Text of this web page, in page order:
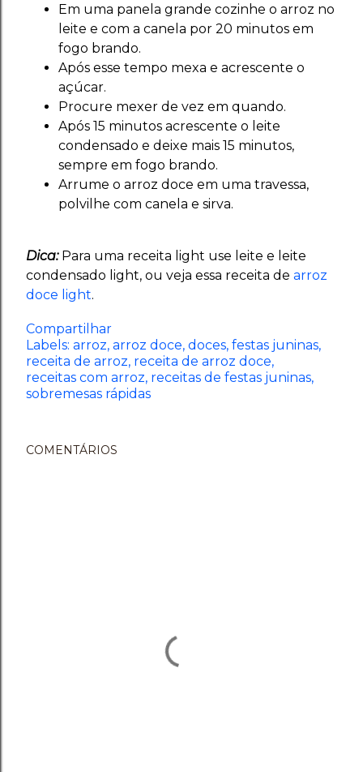
Em uma panela grande cozinhe o arroz no
leite e com a canela por 20 minutos em
fogo brando.
Após esse tempo mexa e acrescente o
açúcar.
Procure mexer de vez em quando.
Após 15 minutos acrescente o leite
condensado e deixe mais 15 minutos,
sempre em fogo brando.
Arrume o arroz doce em uma travessa,
polvilhe com canela e sirva.
Dica:Para uma receita light use leite e leite
condensado light, ou veja essa receita de arroz
doce light.
Compartilhar
Labels: arroz arroz doce doces festas juninas
receita de arroz receita de arroz doce
receitas com arroz receitas de festas juninas
sobremesas rápidas
COMENTÁRIOS